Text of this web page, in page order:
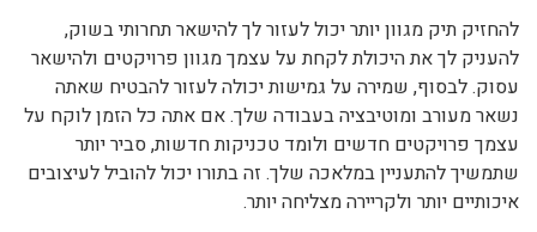
להחזיק תיק מגוון יותר יכול לעזור לך להישאר תחרותי בשוק,
להעניק לך את היכולת לקחת על עצמך מגוון פרויקטים ולהישאר
עסוק. לבסוף, שמירה על גמישות יכולה לעזור להבטיח שאתה
נשאר מעורב ומוטיבציה בעבודה שלך. אם אתה כל הזמן לוקח על
עצמך פרויקטים חדשים ולומד טכניקות חדשות, סביר יותר
שתמשיך להתעניין במלאכה שלך. זה בתורו יכול להוביל לעיצובים
איכותיים יותר ולקריירה מצליחה יותר.